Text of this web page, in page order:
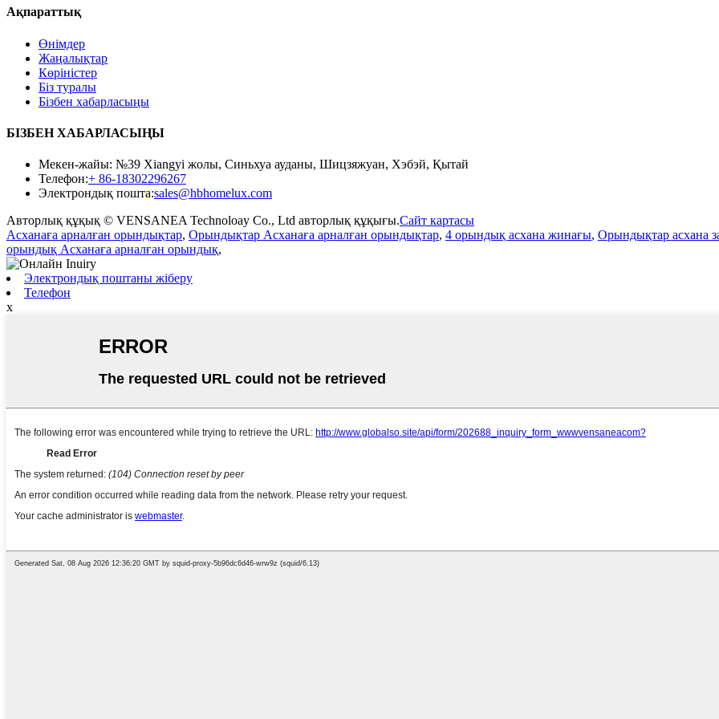
Ақпараттық
Өнімдер
Жаңалықтар
Көріністер
Біз туралы
Бізбен хабарласыңы
БІЗБЕН ХАБАРЛАСЫҢЫ
Мекен-жайы: №39 Xiangyi жолы, Синьхуа ауданы, Шицзяжуан, Хэбэй, Қытай
Телефон:+ 86-18302296267
Электрондық пошта:sales@hbhomelux.com
Авторлық құқық © VENSANEA Technoloay Co., Ltd авторлық құқығы.Сайт картасы
Асханаға арналған орындықтар, Орындықтар Асханаға арналған орындықтар, 4 орындық асхана жинағы, Орындықтар асхана
орындық Асханаға арналған орындық,
Электрондық поштаны жіберу
Телефон
x